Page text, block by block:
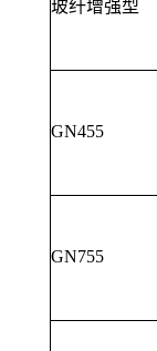
玻纤增强型
GN455
GN755